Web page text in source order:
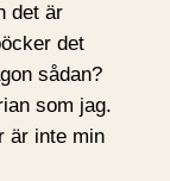
det är
det
sådan?
som jag.
är inte min